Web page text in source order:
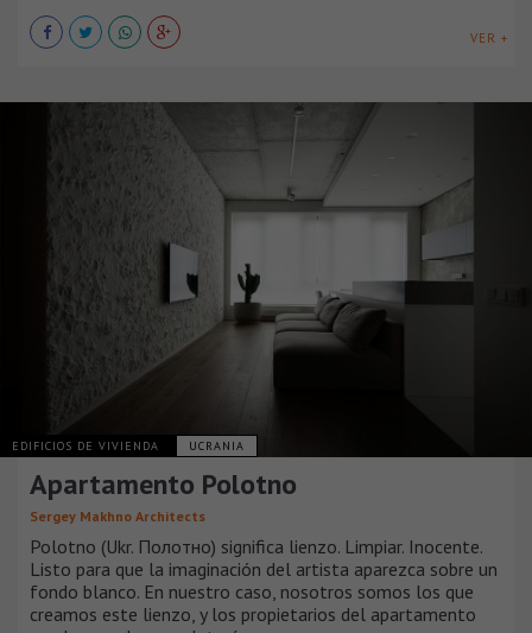
VER +
EDIFICIOS DE VIVIENDA UCRANIA
Apartamento Polotno
Sergey Makhno Architects
Polotno (Ukr. Полотно) significa lienzo. Limpiar. Inocente.
Listo para que la imaginación del artista aparezca sobre un
fondo blanco. En nuestro caso, nosotros somos los que
creamos este lienzo, y los propietarios del apartamento